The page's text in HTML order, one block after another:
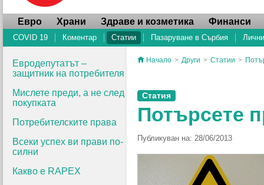
Евро Храни Здраве и козметика Финанси
COVID 19 Коментар Статии Пазаруване в Сърбия
Евродепутатът –
защитник на потребителя
Мислете преди, а не след
покупката
Потребителските права
Всеки успех ви прави по-
силни
Какво e RAPEX
Начало > Други > Статии >
Статия
Потърсете
Публикуван на: 28/06/2013